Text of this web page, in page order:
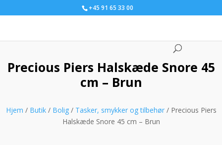
+45 91 65 33 00
Precious Piers Halskæde Snore 45
cm – Brun
Hjem / Butik/ Bolig/ Tasker, smykker og tilbehør/ Precious Piers
Halskæde Snore 45 cm – Brun